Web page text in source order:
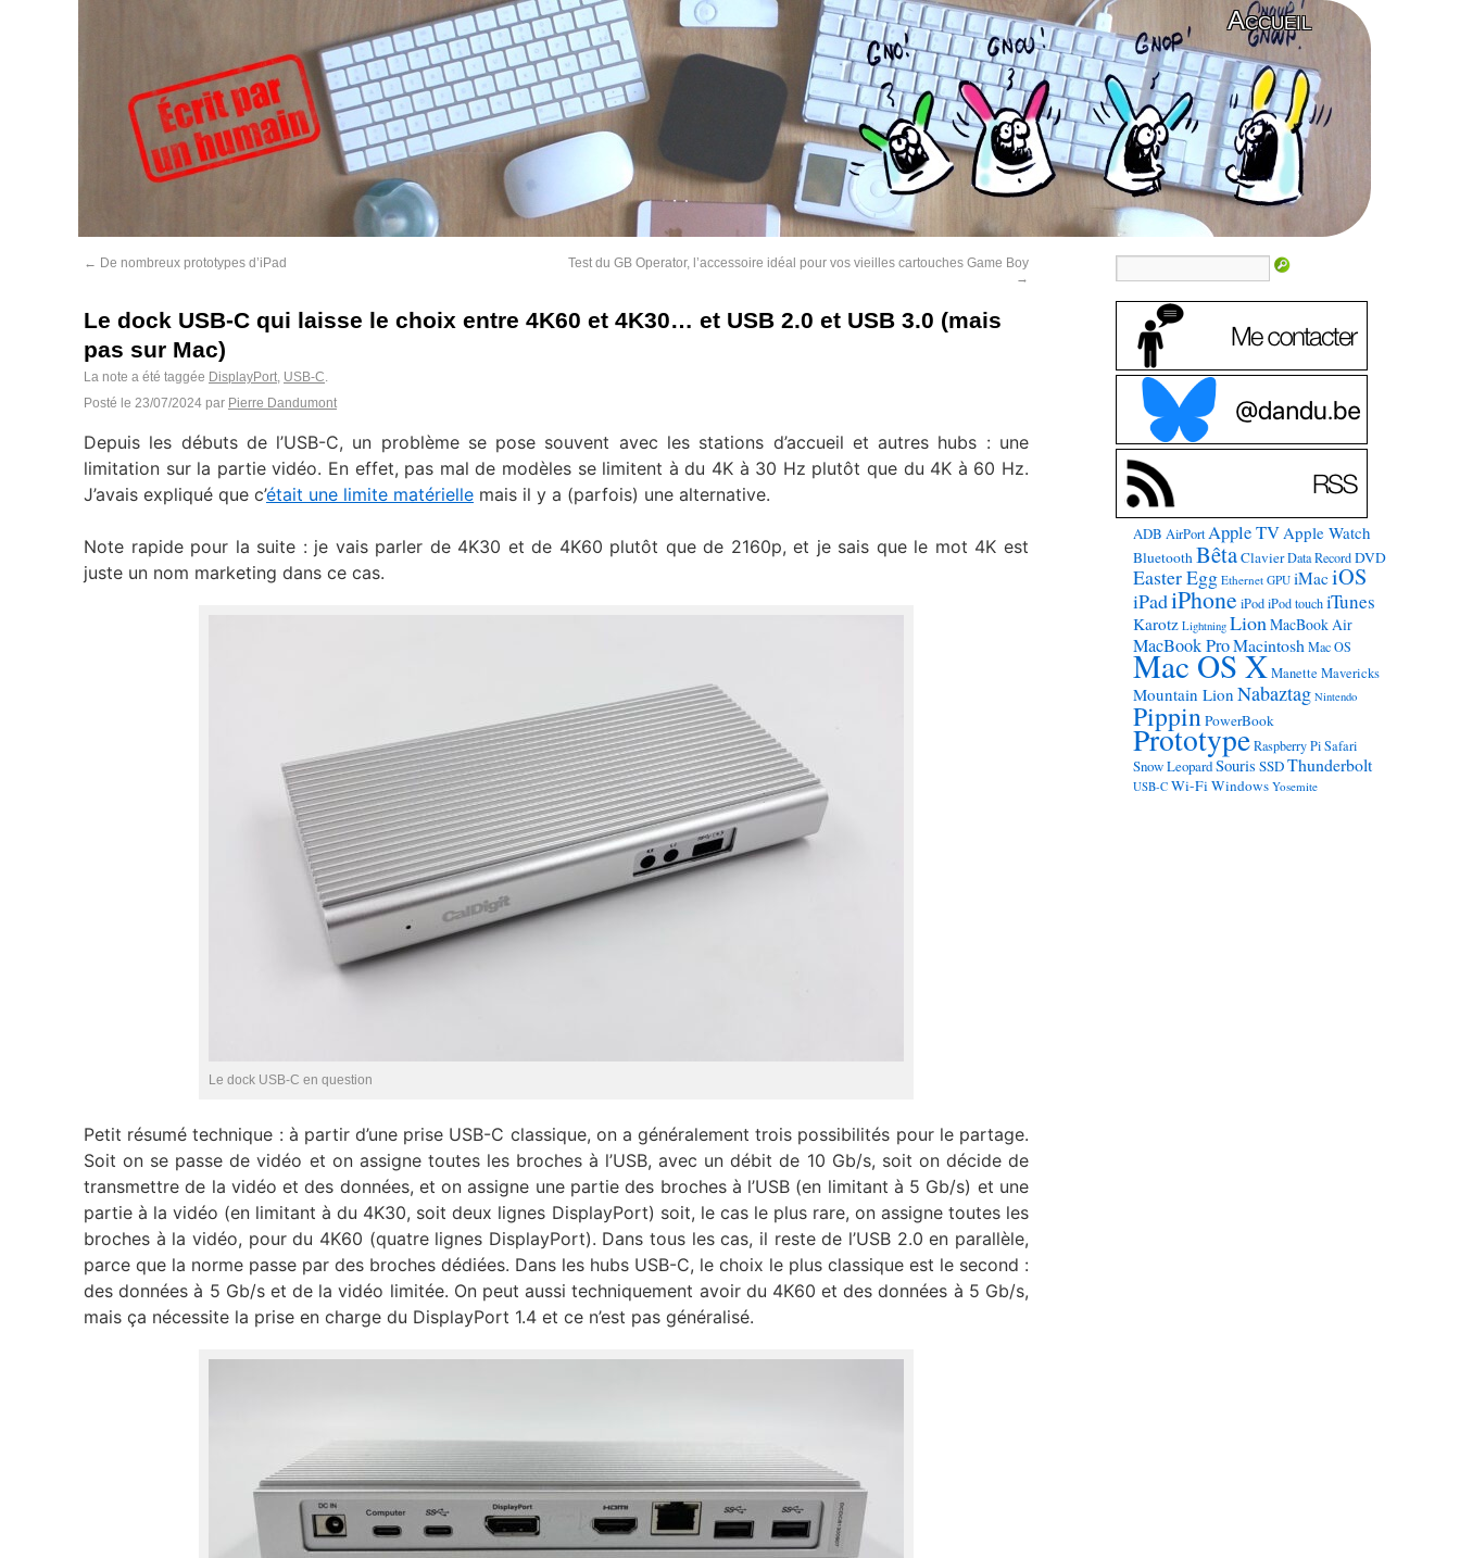
Accueil
← De nombreux prototypes d’iPad
Test du GB Operator, l’accessoire idéal pour vos vieilles cartouches Game Boy
→
Le dock USB-C qui laisse le choix entre 4K60 et 4K30… et USB 2.0 et USB 3.0 (mais
pas sur Mac)
La note a été taggée DisplayPort, USB-C.
Posté le 23/07/2024 par Pierre Dandumont
Depuis les débuts de l’USB-C, un problème se pose souvent avec les stations d’accueil et autres hubs : une
limitation sur la partie vidéo. En effet, pas mal de modèles se limitent à du 4K à 30 Hz plutôt que du 4K à 60 Hz.
J’avais expliqué que c’était une limite matérielle mais il y a (parfois) une alternative.
Note rapide pour la suite : je vais parler de 4K30 et de 4K60 plutôt que de 2160p, et je sais que le mot 4K est
juste un nom marketing dans ce cas.
Le dock USB-C en question
Petit résumé technique : à partir d’une prise USB-C classique, on a généralement trois possibilités pour le partage.
Soit on se passe de vidéo et on assigne toutes les broches à l’USB, avec un débit de 10 Gb/s, soit on décide de
transmettre de la vidéo et des données, et on assigne une partie des broches à l’USB (en limitant à 5 Gb/s) et une
partie à la vidéo (en limitant à du 4K30, soit deux lignes DisplayPort) soit, le cas le plus rare, on assigne toutes les
broches à la vidéo, pour du 4K60 (quatre lignes DisplayPort). Dans tous les cas, il reste de l’USB 2.0 en parallèle,
parce que la norme passe par des broches dédiées. Dans les hubs USB-C, le choix le plus classique est le second :
des données à 5 Gb/s et de la vidéo limitée. On peut aussi techniquement avoir du 4K60 et des données à 5 Gb/s,
mais ça nécessite la prise en charge du DisplayPort 1.4 et ce n’est pas généralisé.
ADB AirPort Apple TVApple Watch
BluetoothBêtaClavier Data Record DVD
Easter Egg Ethernet GPU iMaciOS
iPadiPhone iPod iPod touch iTunes
Karotz Lightning LionMacBook Air
MacBook ProMacintosh Mac OS
Mac OS X Manette Mavericks
Mountain Lion Nabaztag Nintendo
PippinPowerBook
Prototype Raspberry Pi Safari
Snow LeopardSouris SSDThunderbolt
USB-C Wi-FiWindows Yosemite